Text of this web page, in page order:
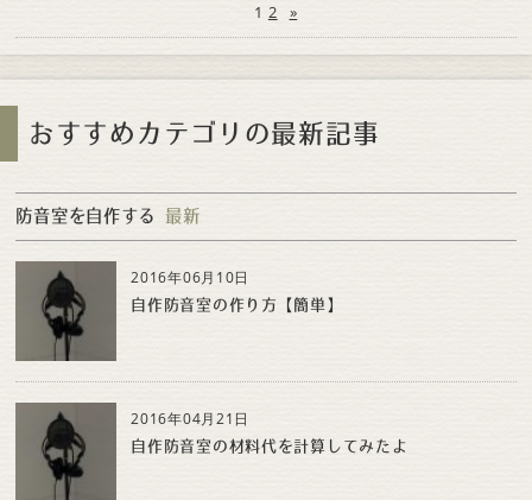
1 2 »
おすすめカテゴリの最新記事
防音室を自作する 最新
2016年06月10日
自作防音室の作り方【簡単】
2016年04月21日
自作防音室の材料代を計算してみたよ